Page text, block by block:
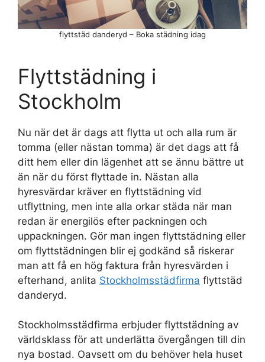
Flyttstädning i
Stockholm
Nu när det är dags att flytta ut och alla rum är
tomma (eller nästan tomma) är det dags att få
ditt hem eller din lägenhet att se ännu bättre ut
än när du först flyttade in. Nästan alla
hyresvärdar kräver en flyttstädning vid
utflyttning, men inte alla orkar städa när man
redan är energilös efter packningen och
uppackningen. Gör man ingen flyttstädning eller
om flyttstädningen blir ej godkänd så riskerar
man att få en hög faktura från hyresvärden i
efterhand, anlita Stockholmsstädfirma flyttstäd
danderyd.
Stockholmsstädfirma erbjuder flyttstädning av
världsklass för att underlätta övergången till din
nya bostad. Oavsett om du behöver hela huset
flyttstäd danderyd – Boka städning idag